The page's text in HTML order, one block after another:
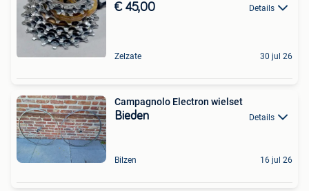
€ 45,00 Details
Zelzate 30 jul 26
Campagnolo Electron wielset
Bieden Details
Bilzen 16 jul 26